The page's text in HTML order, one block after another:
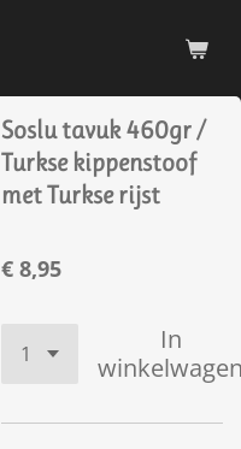
Soslu tavuk 460gr /
Turkse kippenstoof
met Turkse rijst
€ 8,95
In